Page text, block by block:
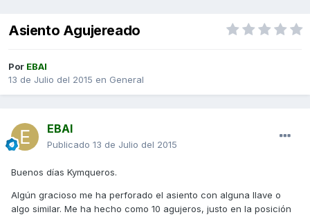
Asiento Agujereado
Por EBAI
13 de Julio del 2015 en General
EBAI
Publicado 13 de Julio del 2015
Buenos días Kymqueros.
Algún gracioso me ha perforado el asiento con alguna llave o
algo similar. Me ha hecho como 10 agujeros, justo en la posición